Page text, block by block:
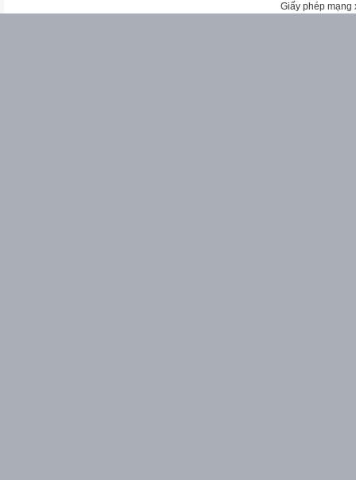
Giấy phép mạng